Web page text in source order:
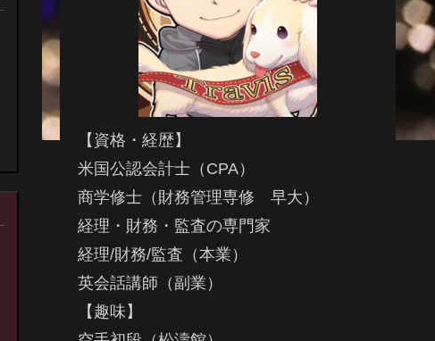
【資格・経歴】
米国公認会計士（CPA）
商学修士（財務管理専修 早大）
経理・財務・監査の専門家
経理/財務/監査（本業）
英会話講師（副業）
【趣味】